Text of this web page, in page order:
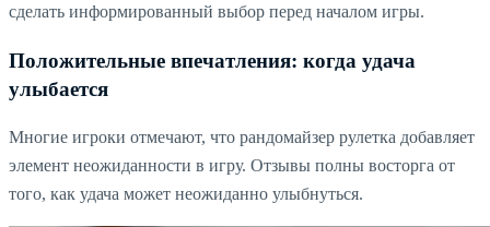
сделать информированный выбор перед началом игры.
Положительные впечатления: когда удача
улыбается
Многие игроки отмечают, что рандомайзер рулетка добавляет
элемент неожиданности в игру. Отзывы полны восторга от
того, как удача может неожиданно улыбнуться.